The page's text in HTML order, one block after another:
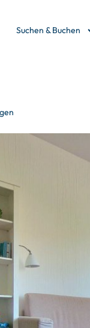
Suchen & Buchen